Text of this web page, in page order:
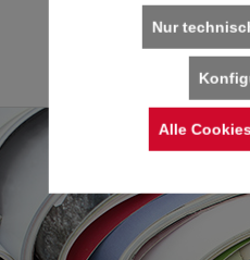
Nur
Alle